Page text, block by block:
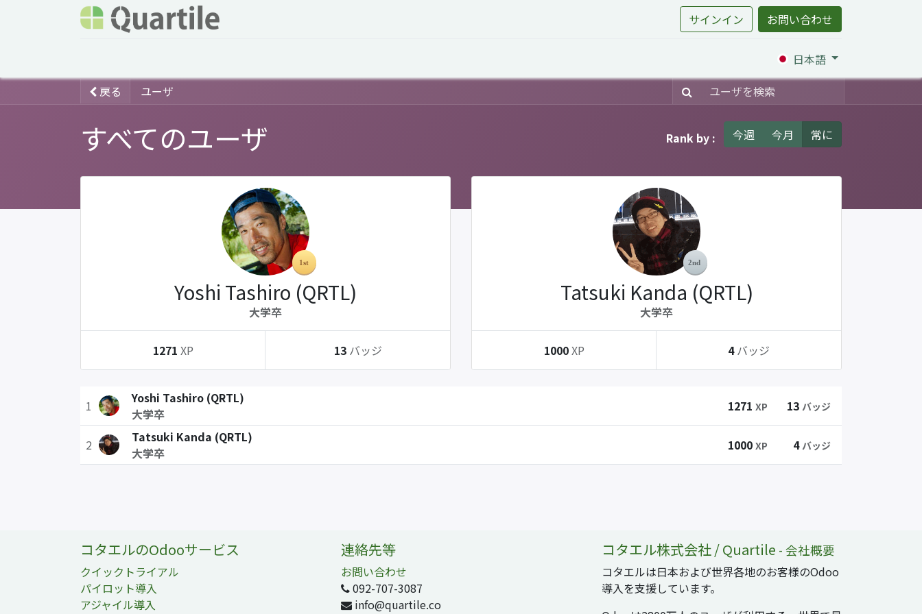
サインイン お問い合わせ
日本語
戻る
ユーザ
すべてのユーザ Rank by : 今週 今月 常に
Yoshi Tashiro (QRTL)
大学卒
1271 XP 13 バッジ
Tatsuki Kanda (QRTL)
大学卒
1000XP 4 バッジ
1
Yoshi Tashiro (QRTL)
大学卒
1271 XP 13 バッジ
2
Tatsuki Kanda (QRTL)
大学卒
1000 XP 4 バッジ
コタエルのOdooサービス
クイックトライアル
パイロット導入
アジャイル導入
連絡先等
お問い合わせ
092-707-3087
info@quartile.co
コタエル株式会社 / Quartile - 会社概要
コタエルは日本および世界各地のお客様のOdoo
導入を支援しています。